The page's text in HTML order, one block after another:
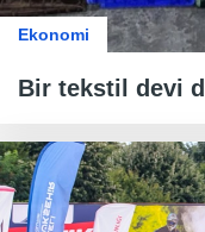
Ekonomi
Bir tekstil devi